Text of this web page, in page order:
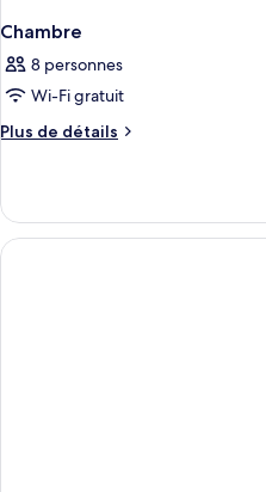
Chambre
8 personnes
Wi-Fi gratuit
Plus de détails
Plus
le
type
de